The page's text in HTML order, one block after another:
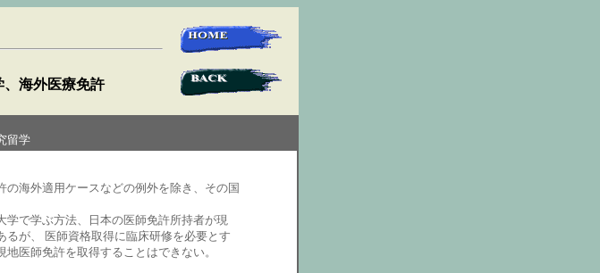
海外医療免許
留学
海外適用ケースなどの例外を除き、その国
で学ぶ方法、日本の医師免許所持者が現
が、 医師資格取得に臨床研修を必要とす
医師免許を取得することはできない。